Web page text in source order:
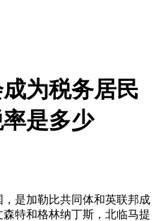
为税务居民
是多少
是加勒比共同体和英联邦成
特和格林纳丁斯，北临马提